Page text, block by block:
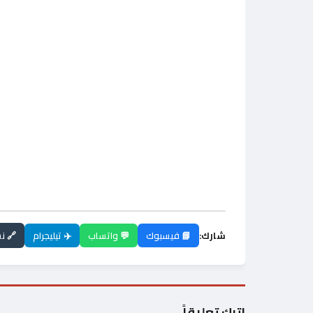
شارك: 📘 فيسبوك 💬 واتساب ✈️ تيليجرام 🔗